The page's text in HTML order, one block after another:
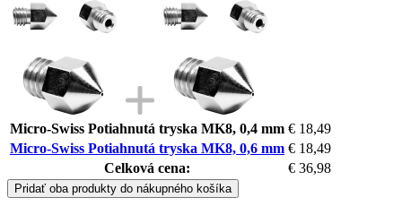
Micro-Swiss Potiahnutá tryska MK8, 0,4 mm € 18,49
Micro-Swiss Potiahnutá tryska MK8, 0,6 mm € 18,49
Celková cena:
€ 36,98
Pridať oba produkty do nákupného košíka